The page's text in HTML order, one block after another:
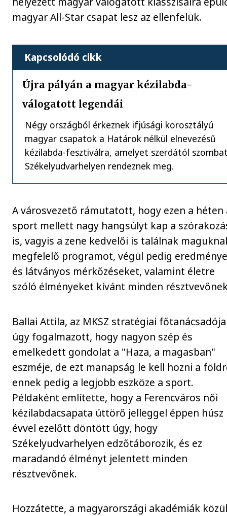
magyar All-Star csapat lesz az ellenfelük.
Kapcsolódó cikk
Újra pályán a magyar kézilabda-
válogatott legendái
Négy országból érkeznek ifjúsági korosztályú
magyar csapatok a Határok nélkül elnevezésű
kézilabda-fesztiválra, amelyet szerdától
Székelyudvarhelyen rendeznek meg.
A városvezető rámutatott, hogy ezen a héten
sport mellett nagy hangsúlyt kap a
is, vagyis a zene kedvelői is találnak
megfelelő programot, végül pedig
és látványos mérkőzéseket, valamint életre
szóló élményeket kívánt minden
Ballai Attila, az MKSZ stratégiai főtanácsadója
úgy fogalmazott, hogy nagyon szép és
emelkedett gondolat a "Haza, a magasban"
eszméje, de ezt manapság le kell hozni a
ennek pedig a legjobb eszköze a sport.
Példaként említette, hogy a Ferencváros női
kézilabdacsapata úttörő jelleggel éppen húsz
évvel ezelőtt döntött úgy, hogy
Székelyudvarhelyen edzőtáborozik, és ez
maradandó élményt jelentett minden
résztvevőnek.
Hozzátette, a magyarországi akadémiák